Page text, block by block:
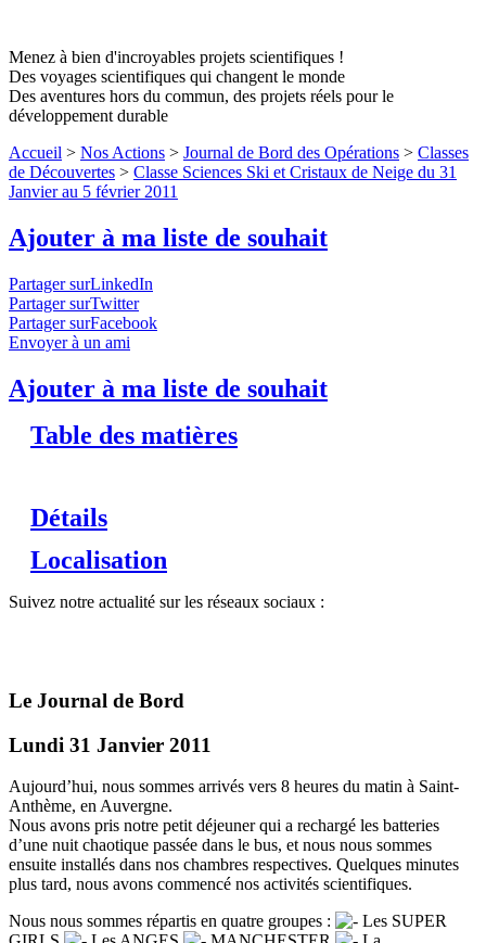
Menez à bien d'incroyables projets scientifiques !
Des voyages scientifiques qui changent le monde
Des aventures hors du commun, des projets réels pour le
développement durable
Accueil > Nos Actions > Journal de Bord des Opérations > Classes
de Découvertes > Classe Sciences Ski et Cristaux de Neige du 31
Janvier au 5 février 2011
Ajouter à ma liste de souhait
Partager surLinkedIn
Partager surTwitter
Partager surFacebook
Envoyer à un ami
Ajouter à ma liste de souhait
Table des matières
Détails
Localisation
Suivez notre actualité sur les réseaux sociaux :
Le Journal de Bord
Lundi 31 Janvier 2011
Aujourd’hui, nous sommes arrivés vers 8 heures du matin à Saint-
Anthème, en Auvergne.
Nous avons pris notre petit déjeuner qui a rechargé les batteries
d’une nuit chaotique passée dans le bus, et nous nous sommes
ensuite installés dans nos chambres respectives. Quelques minutes
plus tard, nous avons commencé nos activités scientifiques.
Nous nous sommes répartis en quatre groupes :
Les SUPER